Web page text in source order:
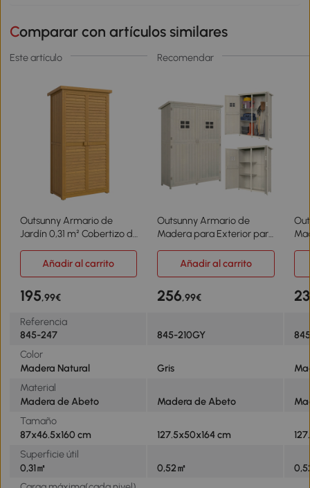
Comparar con artículos similares
Este artículo Recomendar
Outsunny Armario de
Jardín 0,31 m² Cobertizo de
Estantes Interiores
87x46,5x160 cm Madera
Outsunny Armario de
Madera para Exterior para
con Doble Puerta y
Estantes 127,5x50x164 cm
Añadir al carrito Añadir al carrito
195,99€ 256,99€
Referencia
845-247
845-210GY
Color
Madera Natural
Gris
Material
Madera de Abeto
Madera de Abeto
Tamaño
87x46.5x160 cm
127.5x50x164 cm
Superficie útil
0,31㎡
0,52㎡